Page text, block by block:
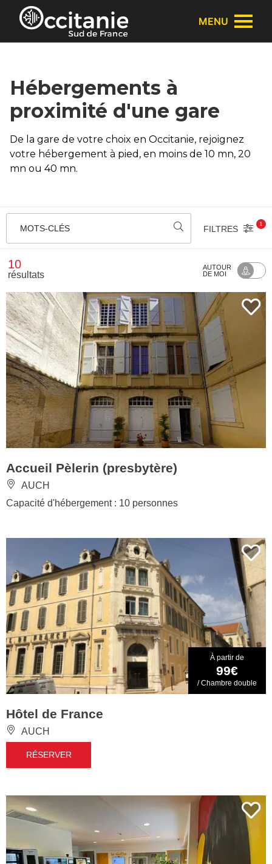
Panneau de gestion des cookies
MENU
Hébergements à
proximité d'une gare
De la gare de votre choix en Occitanie, rejoignez
votre hébergement à pied, en moins de 10 mn, 20
mn ou 40 mn.
MOTS-CLÉS FILTRES
1
10
résultats
AUTOUR
DE MOI
Accueil Pèlerin (presbytère)
AUCH
Capacité d'hébergement : 10 personnes
À partir de
99€
/ Chambre double
Hôtel de France
AUCH
RÉSERVER